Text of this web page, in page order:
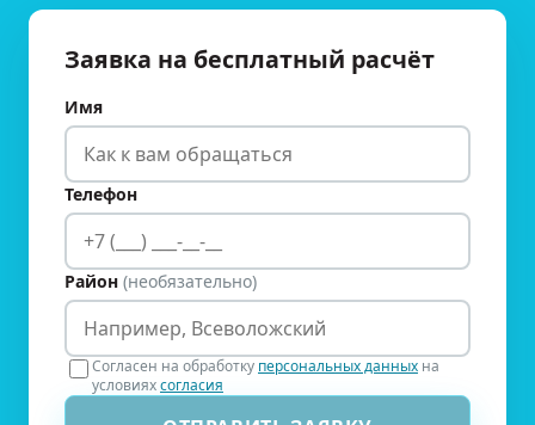
Заявка на бесплатный расчёт
Имя
Телефон
Район (необязательно)
Согласен на обработку персональных данных на
условияхсогласия